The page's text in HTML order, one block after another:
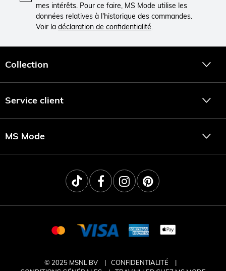
mes intérêts. Pour ce faire, MS Mode utilise les
données relatives à l'historique des commandes.
Voir la déclaration de confidentialité.
Collection
Service client
MS Mode
© 2025 MSNL BV
CONFIDENTIALITÉ